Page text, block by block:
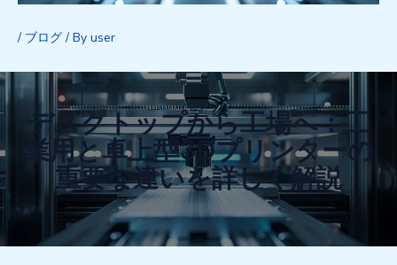
/ ブログ/ By user
デスクトップから工場へ：工
業用と卓上型3Dプリンターの
重要な違いを詳しく解説